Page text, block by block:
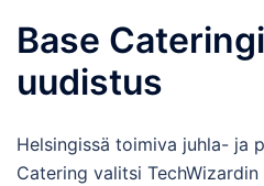
Base
uudistus
Helsingissä toimiva juhla- ja
Catering valitsi